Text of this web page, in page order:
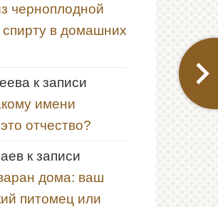
черноплодной
в домашних
к записи
имени
отчество?
к записи
дома: ваш
питомец или